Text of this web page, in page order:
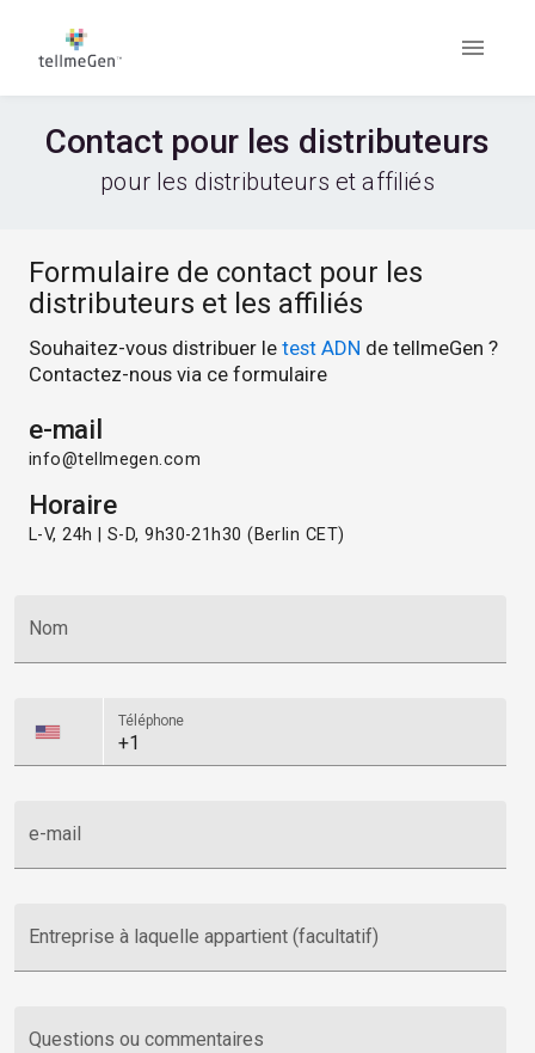
Contact pour les distributeurs
pour les distributeurs et affiliés
Formulaire de contact pour les
distributeurs et les affiliés
Souhaitez-vous distribuer le test ADN de tellmeGen ?
Contactez-nous via ce formulaire
e-mail
info@tellmegen.com
Horaire
L-V, 24h | S-D, 9h30-21h30 (Berlin CET)
Nom
Téléphone
e-mail
Entreprise à laquelle appartient (facultatif)
Questions ou commentaires